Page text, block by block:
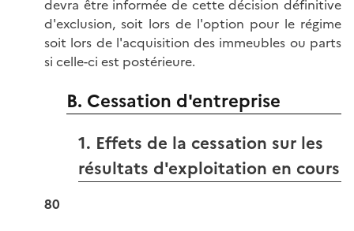
devra être informée de cette décision définitive
d'exclusion, soit lors de l'option pour le régime
soit lors de l'acquisition des immeubles ou parts
si celle-ci est postérieure.
B. Cessation d'entreprise
1. Effets de la cessation sur les
résultats d'exploitation en cours
80